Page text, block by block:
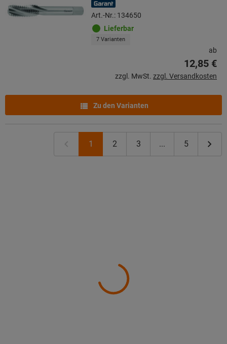
Art.-Nr.: 134650
Lieferbar
7 Varianten
ab
12,85 €
zzgl. MwSt. zzgl. Versandkosten
Zu den Varianten
1 2 3 ... 5